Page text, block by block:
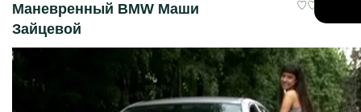
Маневренный BMW Маши
Зайцевой